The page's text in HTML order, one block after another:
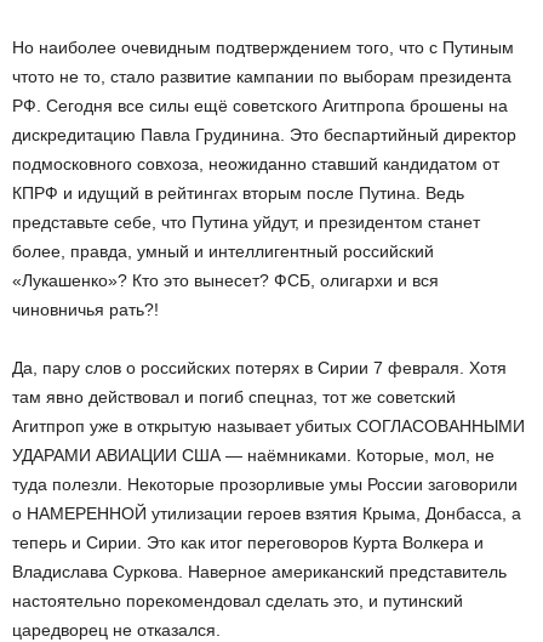
Но наиболее очевидным подтверждением того, что с Путиным
что­то не то, стало развитие кампании по выборам президента
РФ. Сегодня все силы ещё советского Агитпропа брошены на
дискредитацию Павла Грудинина. Это беспартийный директор
подмосковного совхоза, неожиданно ставший кандидатом от
КПРФ и идущий в рейтингах вторым после Путина. Ведь
представьте себе, что Путина уйдут, и президентом станет
более, правда, умный и интеллигентный российский
«Лукашенко»? Кто это вынесет? ФСБ, олигархи и вся
чиновничья рать?!
Да, пару слов о российских потерях в Сирии 7 февраля. Хотя
там явно действовал и погиб спецназ, тот же советский
Агитпроп уже в открытую называет убитых СОГЛАСОВАННЫМИ
УДАРАМИ АВИАЦИИ США — наёмниками. Которые, мол, не
туда полезли. Некоторые прозорливые умы России заговорили
о НАМЕРЕННОЙ утилизации героев взятия Крыма, Донбасса, а
теперь и Сирии. Это как итог переговоров Курта Волкера и
Владислава Суркова. Наверное американский представитель
настоятельно порекомендовал сделать это, и путинский
царедворец не отказался.